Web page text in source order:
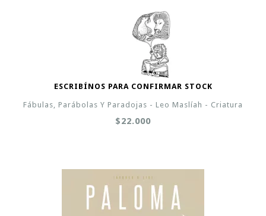
ESCRIBÍNOS PARA CONFIRMAR STOCK
Fábulas, Parábolas Y Paradojas - Leo Maslíah - Criatura
$22.000